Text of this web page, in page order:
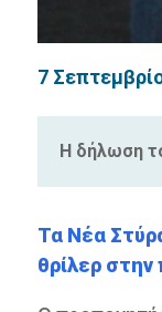
7
Η δήλωση
Τα Νέα
θρίλερ